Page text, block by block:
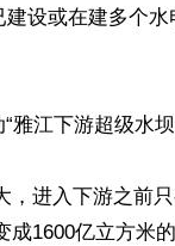
设或在建多个
雅江下游超级水
，进入下游之前
成1600亿立方米